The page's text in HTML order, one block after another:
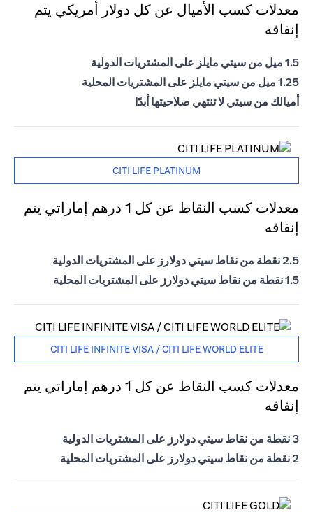
معدلات كسب الأميال عن كل دولار أمريكي يتم
إنفاقه
1.5 ميل من سيتي مايلز على المشتريات الدولية
1.25 ميل من سيتي مايلز على المشتريات المحلية
أميالك من سيتي لا تنتهي صلاحيتها أبدًا
CITI LIFE PLATINUM
معدلات كسب النقاط عن كل 1 درهم إماراتي يتم
إنفاقه
2.5 نقطة من نقاط سيتي دولارز على المشتريات الدولية
1.5 نقطة من نقاط سيتي دولارز على المشتريات المحلية
CITI LIFE INFINITE VISA / CITI LIFE WORLD ELITE
معدلات كسب النقاط عن كل 1 درهم إماراتي يتم
إنفاقه
3 نقطة من نقاط سيتي دولارز على المشتريات الدولية
2 نقطة من نقاط سيتي دولارز على المشتريات المحلية